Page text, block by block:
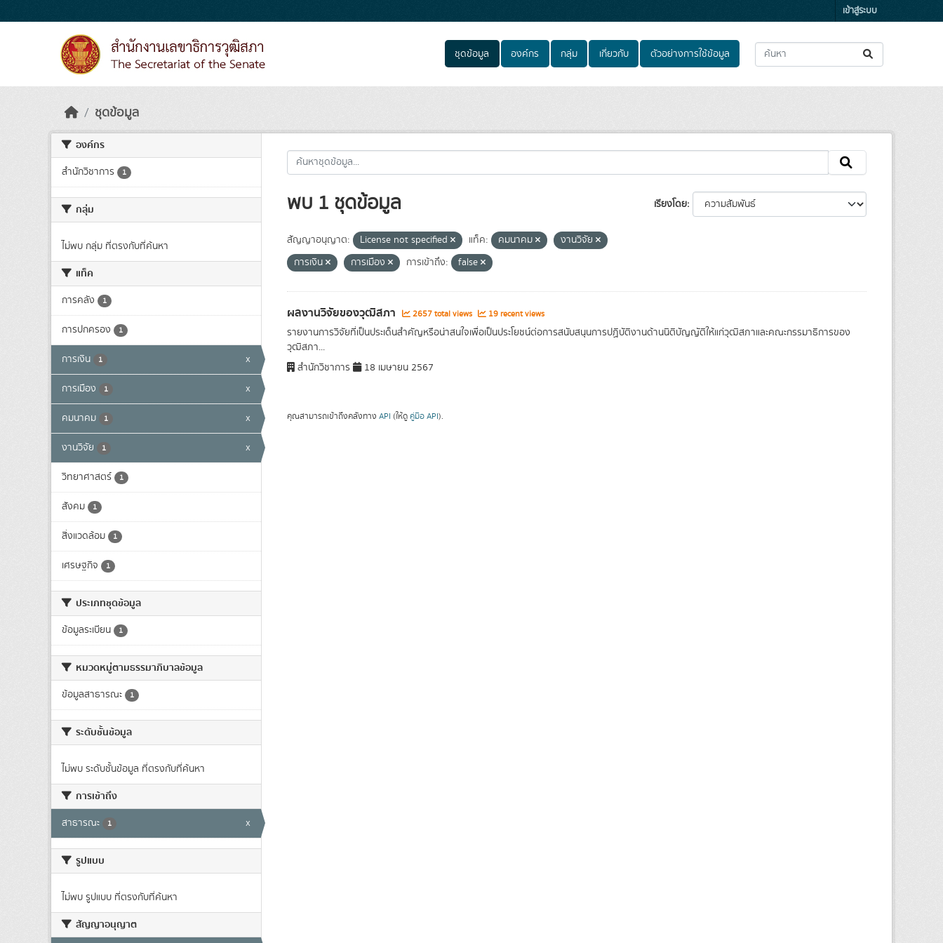
เข้าสู่ระบบ
ชุดข้อมูล องค์กร กลุ่ม เกี่ยวกับ ตัวอย่างการใช้ข้อมูล
ชุดข้อมูล
องค์กร
สำนักวิชาการ 1
กลุ่ม
ไม่พบ กลุ่ม ที่ตรงกับที่ค้นหา
แท็ค
การคลัง 1
การปกครอง 1
การเงิน 1 x
การเมือง 1 x
คมนาคม 1 x
งานวิจัย 1 x
วิทยาศาสตร์ 1
สังคม 1
สิ่งแวดล้อม 1
เศรษฐกิจ 1
ประเภทชุดข้อมูล
ข้อมูลระเบียน 1
หมวดหมู่ตามธรรมาภิบาลข้อมูล
ข้อมูลสาธารณะ 1
ระดับชั้นข้อมูล
ไม่พบ ระดับชั้นข้อมูล ที่ตรงกับที่ค้นหา
การเข้าถึง
สาธารณะ 1 x
รูปแบบ
ไม่พบ รูปแบบ ที่ตรงกับที่ค้นหา
สัญญาอนุญาต
เรียงโดย
พบ 1 ชุดข้อมูล
สัญญาอนุญาต: License not specified แท็ค: คมนาคม
งานวิจัย
การเงิน
การเมือง การเข้าถึง: false
ผลงานวิจัยของวุฒิสภา 2657 total views 19 recent views
รายงานการวิจัยที่เป็นประเด็นสำคัญหรือน่าสนใจเพื่อเป็นประโยชน์ต่อการสนับสนุนการปฏิบัติงานด้านนิติบัญญัติให้แก่วุฒิสภาและคณะกรรมาธิการของ
วุฒิสภา...
สำนักวิชาการ
18 เมษายน 2567
คุณสามารถเข้าถึงคลังทาง API (ให้ดู คู่มือ API).